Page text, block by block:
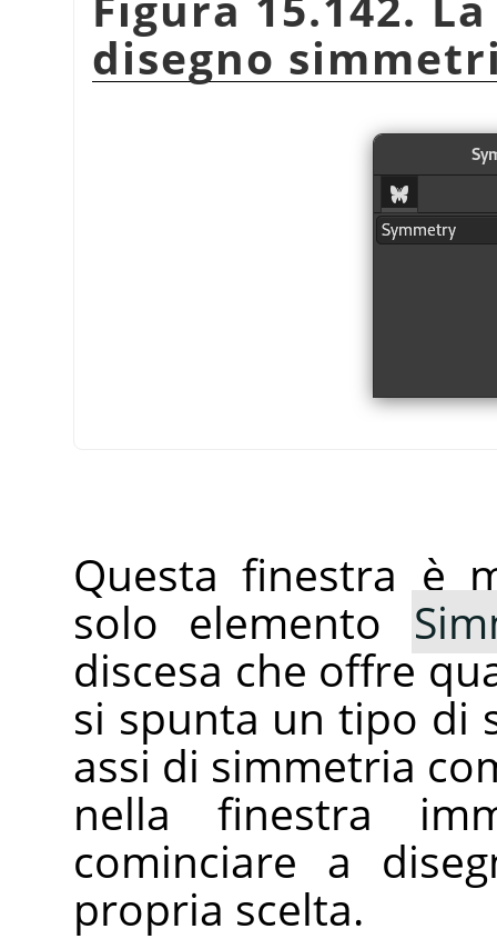
disegno
Questa finestra è
solo elemento
discesa che offre
si spunta un tipo di
assi di simmetria
nella finestra
cominciare a
propria scelta.